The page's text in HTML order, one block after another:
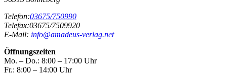
Telefon:03675/750990
Telefax:03675/7509920
E-Mail: info@amadeus-verlag.net
Öffnungszeiten
Mo. – Do.: 8:00 – 17:00 Uhr
Fr.: 8:00 – 14:00 Uhr